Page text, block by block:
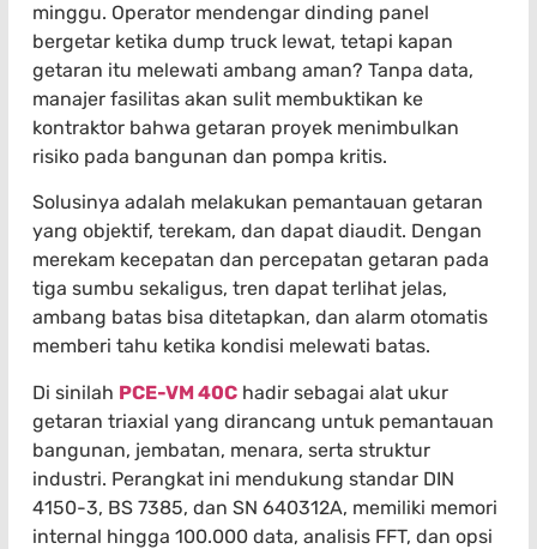
minggu. Operator mendengar dinding panel
bergetar ketika dump truck lewat, tetapi kapan
getaran itu melewati ambang aman? Tanpa data,
manajer fasilitas akan sulit membuktikan ke
kontraktor bahwa getaran proyek menimbulkan
risiko pada bangunan dan pompa kritis.
Solusinya adalah melakukan pemantauan getaran
yang objektif, terekam, dan dapat diaudit. Dengan
merekam kecepatan dan percepatan getaran pada
tiga sumbu sekaligus, tren dapat terlihat jelas,
ambang batas bisa ditetapkan, dan alarm otomatis
memberi tahu ketika kondisi melewati batas.
Di sinilah PCE-VM 40C hadir sebagai alat ukur
getaran triaxial yang dirancang untuk pemantauan
bangunan, jembatan, menara, serta struktur
industri. Perangkat ini mendukung standar DIN
4150-3, BS 7385, dan SN 640312A, memiliki memori
internal hingga 100.000 data, analisis FFT, dan opsi